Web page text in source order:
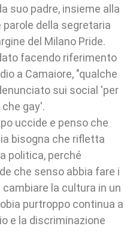
suo padre, insieme alla
della segretaria
del Milano Pride.
facendo riferimento
a Camaiore, "qualche
sui social 'per
gay'.
uccide e penso che
bisogna che rifletta
politica, perché
che senso abbia fare i
la cultura in un
purtroppo continua a
e la discriminazione